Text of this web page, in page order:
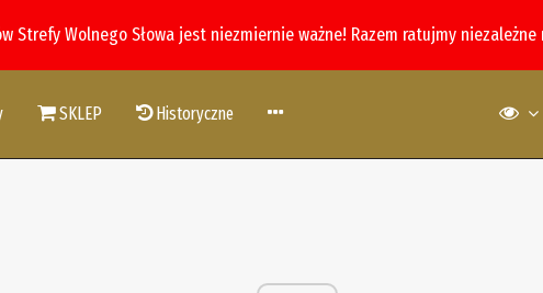
Strefy Wolnego Słowa jest niezmiernie ważne! Razem ratujmy
SKLEP Historyczne